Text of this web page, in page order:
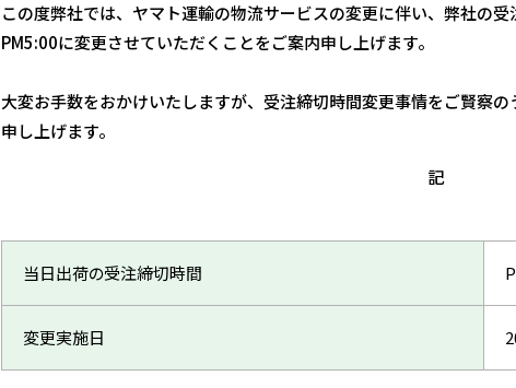
この度弊社では、ヤマト運輸の物流サービスの変更に伴い、弊社の
PM5:00に変更させていただくことをご案内申し上げます。
大変お手数をおかけいたしますが、受注締切時間変更事情をご賢察
申し上げます。
記
当日出荷の受注締切時間
変更実施日